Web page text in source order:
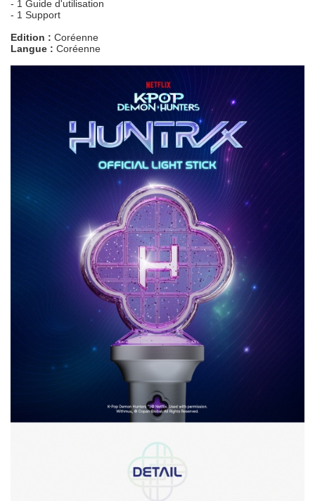
- 1 Guide d'utilisation
- 1 Support
Edition : Coréenne
Langue : Coréenne